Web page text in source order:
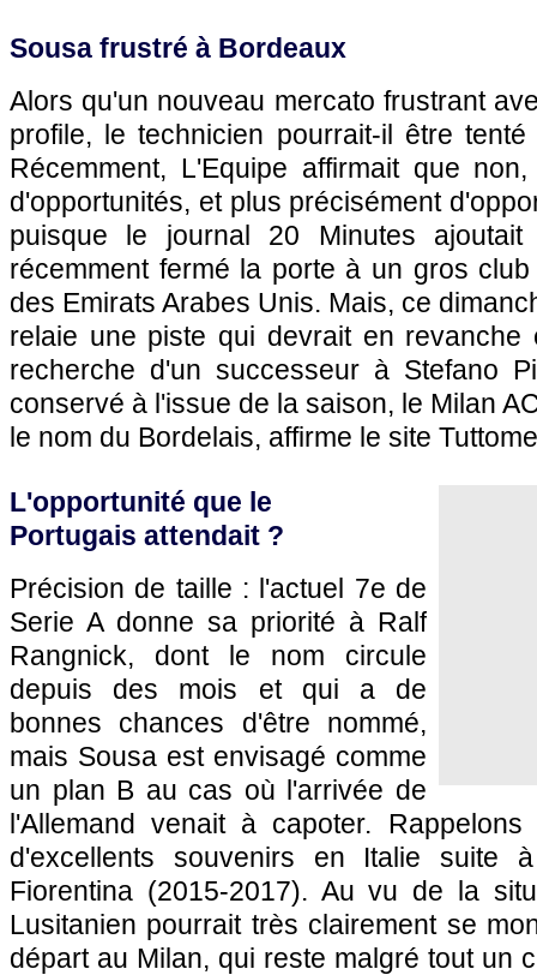
Sousa frustré à Bordeaux
Alors qu'un nouveau mercato frustrant
profile, le technicien pourrait-il être
Récemment, L'Equipe affirmait que
d'opportunités, et plus précisément
puisque le journal 20 Minutes
récemment fermé la porte à un gros
des Emirats Arabes Unis. Mais, ce
relaie une piste qui devrait en revanche
recherche d'un successeur à Stefano
conservé à l'issue de la saison, le Milan
le nom du Bordelais, affirme le site
L'opportunité que le
Portugais attendait ?
Précision de taille : l'actuel 7e de
Serie A donne sa priorité à Ralf
Rangnick, dont le nom circule
depuis des mois et qui a de
bonnes chances d'être nommé,
mais Sousa est envisagé comme
un plan B au cas où l'arrivée de
l'Allemand venait à capoter.
d'excellents souvenirs en Italie suite
Fiorentina (2015-2017). Au vu de la
Lusitanien pourrait très clairement se
départ au Milan, qui reste malgré tout un